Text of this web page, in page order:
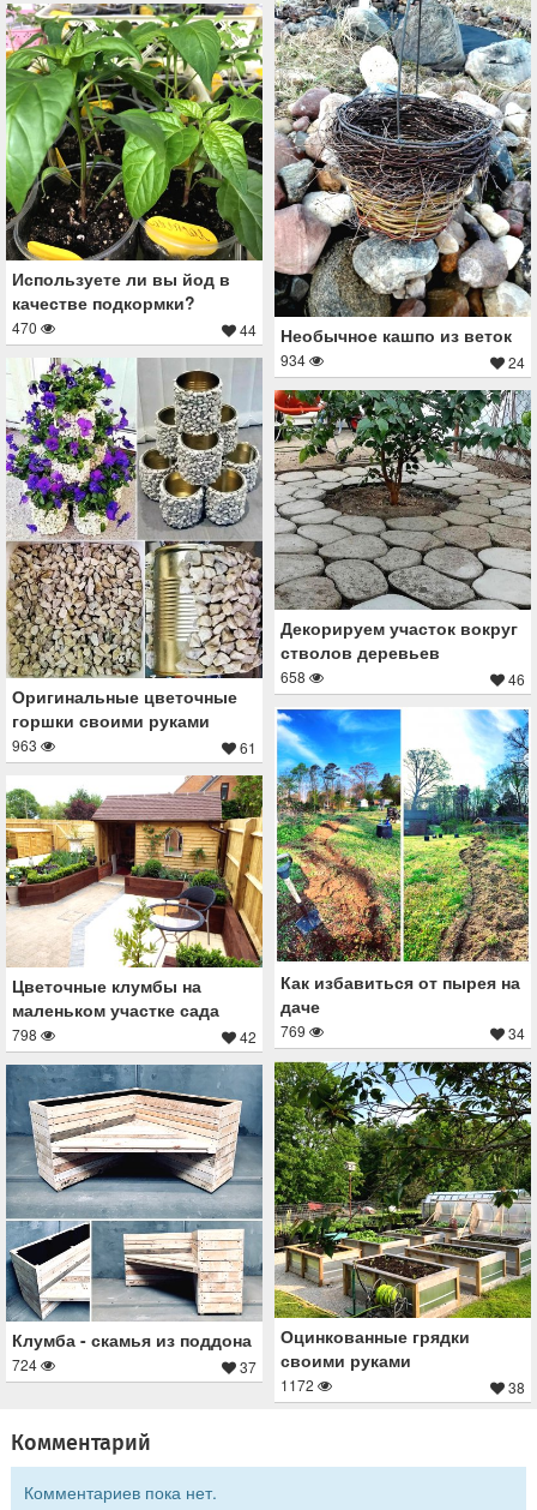
Необычное кашпо из веток
934 24
Используете ли вы йод в
качестве подкормки?
470 44
Оригинальные цветочные
горшки своими руками
963 61
Декорируем участок вокруг
стволов деревьев
658 46
Как избавиться от пырея на
даче
769 34
Цветочные клумбы на
маленьком участке сада
798 42
Оцинкованные грядки
своими руками
1172 38
Клумба - скамья из поддона
724 37
Комментарий
Комментариев пока нет.